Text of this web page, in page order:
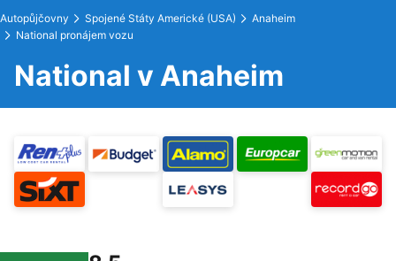
Autopůjčovny Spojené Státy Americké (USA)
Anaheim
National pronájem vozu
National v Anaheim